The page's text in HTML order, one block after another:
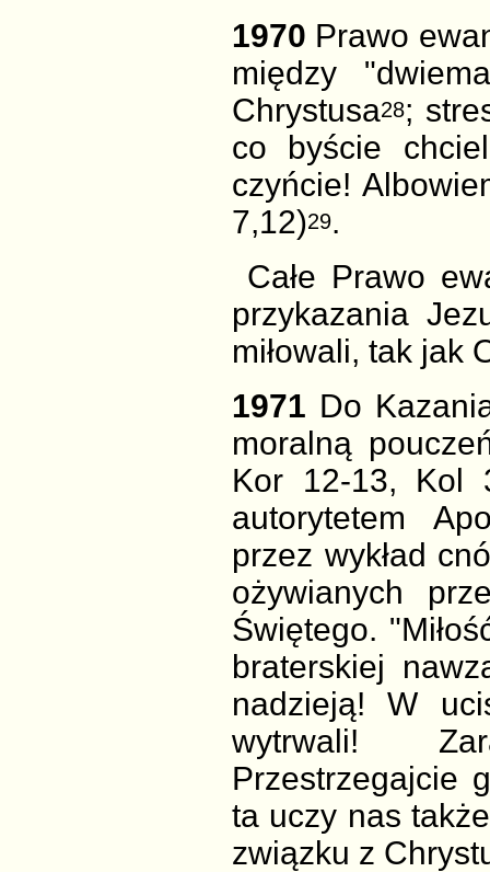
1970 Prawo
między
Chrystusa28;
co byście
czyńcie!
7,12)29.
Całe Prawo
przykazania
miłowali, tak jak
1971 Do
moralną
Kor 12-13, Kol
autorytetem
przez wykład
ożywianych
Świętego.
braterskiej
nadzieją! W
wytrwali!
Przestrzegajcie
ta uczy nas
związku z